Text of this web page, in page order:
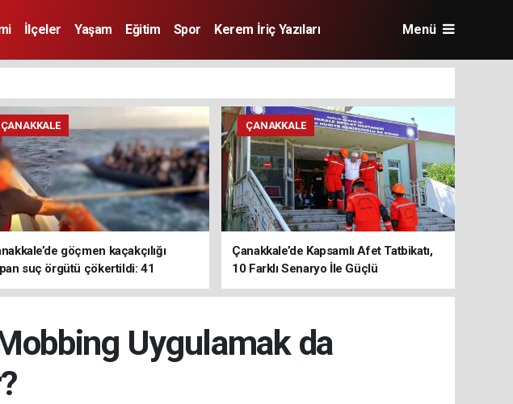
İlçeler Yaşam Eğitim Spor Kerem İriç Yazıları Menü
ÇANAKKALE
göçmen kaçakçılığı
suç örgütü çökertildi: 41
ÇANAKKALE
Çanakkale’de Kapsamlı Afet Tatbikatı,
10 Farklı Senaryo İle Güçlü
Koordinasyon
Uygulamak da